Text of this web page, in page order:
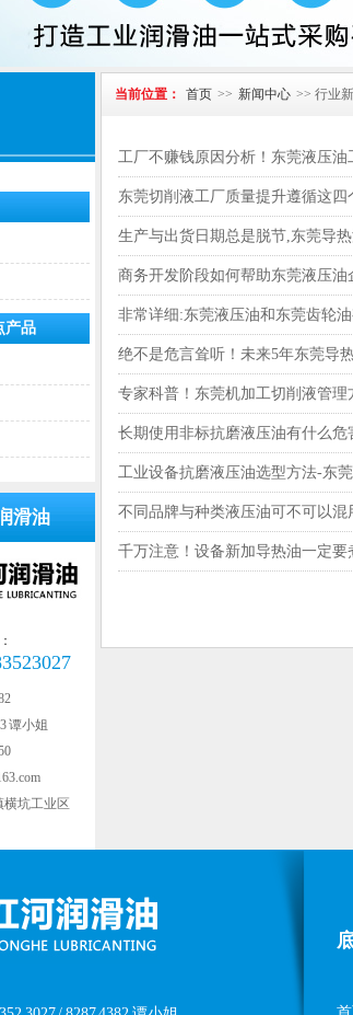
产品
滑油
谭小姐
横坑工业区
当前位置： 首页 >> 新闻中心 >> 行业
工厂不赚钱原因分析！东莞液压油
东莞切削液工厂质量提升遵循这四
生产与出货日期总是脱节,东莞导
商务开发阶段如何帮助东莞液压油
非常详细:东莞液压油和东莞齿轮
绝不是危言耸听！未来5年东莞导
专家科普！东莞机加工切削液管理
长期使用非标抗磨液压油有什么危
工业设备抗磨液压油选型方法-东
不同品牌与种类液压油可不可以
千万注意！设备新加导热油一定要